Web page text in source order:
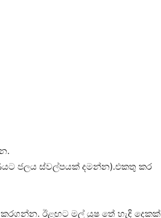
ජලය ස්වල්පයක් දමන්න).එකතු කර
ඊළඟට මල් යුෂ තේ හැඳි දෙකක්